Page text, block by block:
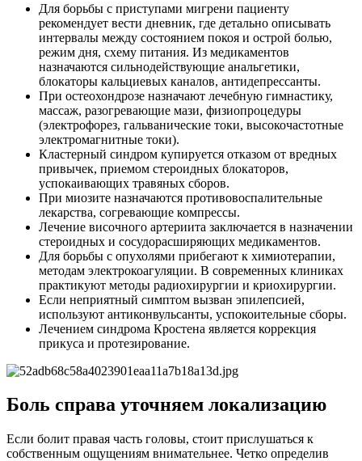
Для борьбы с приступами мигрени пациенту
рекомендует вести дневник, где детально описывать
интервалы между состоянием покоя и острой болью,
режим дня, схему питания. Из медикаментов
назначаются сильнодействующие анальгетики,
блокаторы кальциевых каналов, антидепрессанты.
При остеохондрозе назначают лечебную гимнастику,
массаж, разогревающие мази, физиопроцедуры
(электрофорез, гальванические токи, высокочастотные
электромагнитные токи).
Кластерный синдром купируется отказом от вредных
привычек, приемом стероидных блокаторов,
успокаивающих травяных сборов.
При миозите назначаются противовоспалительные
лекарства, согревающие компрессы.
Лечение височного артериита заключается в назначении
стероидных и сосудорасширяющих медикаментов.
Для борьбы с опухолями прибегают к химиотерапии,
методам электрокоагуляции. В современных клиниках
практикуют методы радиохирургии и криохирургии.
Если неприятный симптом вызван эпилепсией,
используют антиконвульсанты, успокоительные сборы.
Лечением синдрома Кростена является коррекция
прикуса и протезирование.
Боль справа уточняем локализацию
Если болит правая часть головы, стоит прислушаться к
собственным ощущениям внимательнее. Четко определив